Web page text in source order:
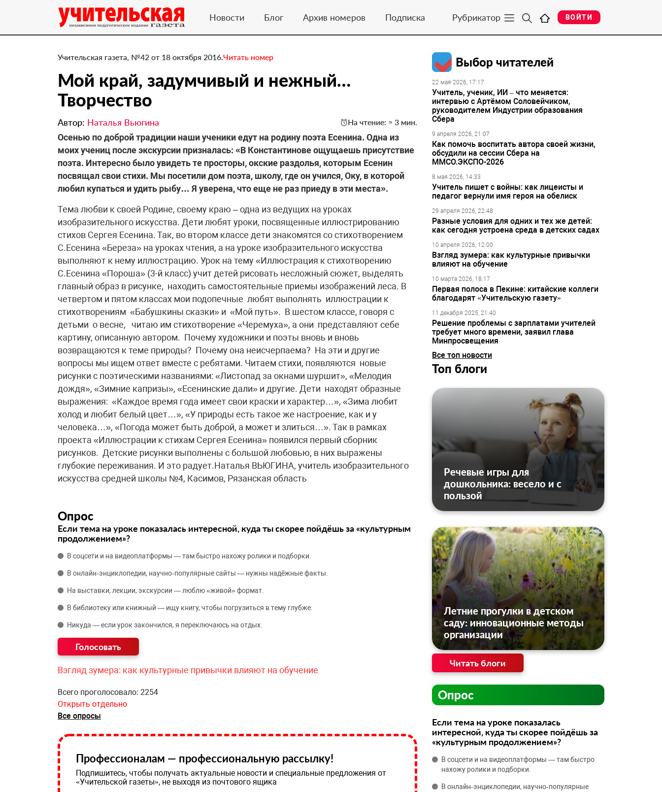
Новости Блог Архив номеров Подписка Рубрикатор ВОЙТИ
Учительская газета, №42 от 18 октября 2016.Читать номер
Мой край, задумчивый и нежный…
Творчество
Автор: Наталья Вьюгина На чтение: ≈ 3 мин.
Осенью по доброй традиции наши ученики едут на родину поэта Есенина. Одна из
моих учениц после экскурсии призналась: «В Константинове ощущаешь присутствие
поэта. Интересно было увидеть те просторы, окские раздолья, которым Есенин
посвящал свои стихи. Мы посетили дом поэта, школу, где он учился, Оку, в которой
любил купаться и удить рыбу… Я уверена, что еще не раз приеду в эти места».
Тема любви к своей Родине, своему краю – одна из ведущих на уроках
изобразительного искусства. Дети любят уроки, посвященные иллюстрированию
стихов Сергея Есенина. Так, во втором классе дети знакомятся со стихотворением
С.Есенина «Береза» на уроках чтения, а на уроке изобразительного искусства
выполняют к нему иллюстрацию. Урок на тему «Иллюстрация к стихотворению
С.Есенина «Пороша» (3-й класс) учит детей рисовать несложный сюжет, выделять
главный образ в рисунке, находить самостоятельные приемы изображений леса. В
четвертом и пятом классах мои подопечные любят выполнять иллюстрации к
стихотворениям «Бабушкины сказки» и «Мой путь». В шестом классе, говоря с
детьми о весне, читаю им стихотворение «Черемуха», а они представляют себе
картину, описанную автором. Почему художники и поэты вновь и вновь
возвращаются к теме природы? Почему она неисчерпаема? На эти и другие
вопросы мы ищем ответ вместе с ребятами. Читаем стихи, появляются новые
рисунки с поэтическими названиями: «Листопад за окнами шуршит», «Мелодия
дождя», «Зимние капризы», «Есенинские дали» и другие. Дети находят образные
выражения: «Каждое время года имеет свои краски и характер…», «Зима любит
холод и любит белый цвет…», «У природы есть такое же настроение, как и у
человека…», «Погода может быть доброй, а может и злиться…». Так в рамках
проекта «Иллюстрации к стихам Сергея Есенина» появился первый сборник
рисунков. Детские рисунки выполнены с большой любовью, в них выражены
глубокие переживания. И это радует.​Наталья ВЬЮГИНА, учитель изобразительного
искусства средней школы №4, Касимов, Рязанская область
Опрос
Если тема на уроке показалась интересной, куда ты скорее пойдёшь за «культурным
продолжением»?
В соцсети и на видеоплатформы — там быстро нахожу ролики и подборки.
В онлайн‑энциклопедии, научно‑популярные сайты — нужны надёжные факты.
На выставки, лекции, экскурсии — люблю «живой» формат.
В библиотеку или книжный — ищу книгу, чтобы погрузиться в тему глубже.
Никуда — если урок закончился, я переключаюсь на отдых.
Взгляд зумера: как культурные привычки влияют на обучение
Всего проголосовало: 2254
Открыть отдельно
Все опросы
Профессионалам — профессиональную рассылку!
Подпишитесь, чтобы получать актуальные новости и специальные предложения от
«Учительской газеты», не выходя из почтового ящика
Выбор читателей
22 мая 2026, 17:17
Учитель, ученик, ИИ – что меняется:
интервью с Артёмом Соловейчиком,
руководителем Индустрии образования
Сбера
9 апреля 2026, 21:07
Как помочь воспитать автора своей жизни,
обсудили на сессии Сбера на
ММСО.ЭКСПО-2026
8 мая 2026, 14:33
Учитель пишет с войны: как лицеисты и
педагог вернули имя героя на обелиск
29 апреля 2026, 22:48
Разные условия для одних и тех же детей:
как сегодня устроена среда в детских садах
10 апреля 2026, 12:00
Взгляд зумера: как культурные привычки
влияют на обучение
10 марта 2026, 18:17
Первая полоса в Пекине: китайские коллеги
благодарят «Учительскую газету»
11 декабря 2025, 21:40
Решение проблемы с зарплатами учителей
требует много времени, заявил глава
Минпросвещения
Все топ новости
Топ блоги
Речевые игры для
дошкольника: весело и с
пользой
Летние прогулки в детском
саду: инновационные методы
организации
Читать блоги
Опрос
Если тема на уроке показалась
интересной, куда ты скорее пойдёшь за
«культурным продолжением»?
В соцсети и на видеоплатформы — там быстро
нахожу ролики и подборки.
В онлайн‑энциклопедии, научно‑популярные